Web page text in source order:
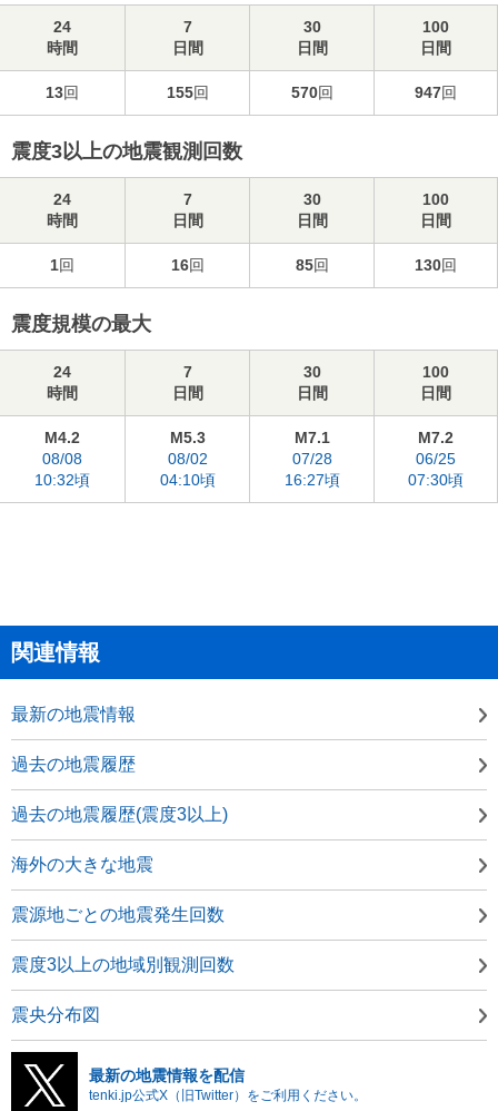
24
時間
7
日間
30
日間
100
日間
13回 155回 570回 947回
震度3以上の地震観測回数
24
時間
7
日間
30
日間
100
日間
1回 16回 85回 130回
震度規模の最大
24
時間
7
日間
30
日間
100
日間
M4.2
08/08
10:32頃
M5.3
08/02
04:10頃
M7.1
07/28
16:27頃
M7.2
06/25
07:30頃
関連情報
最新の地震情報
過去の地震履歴
過去の地震履歴(震度3以上)
海外の大きな地震
震源地ごとの地震発生回数
震度3以上の地域別観測回数
震央分布図
最新の地震情報を配信
tenki.jp公式X（旧Twitter）をご利用ください。